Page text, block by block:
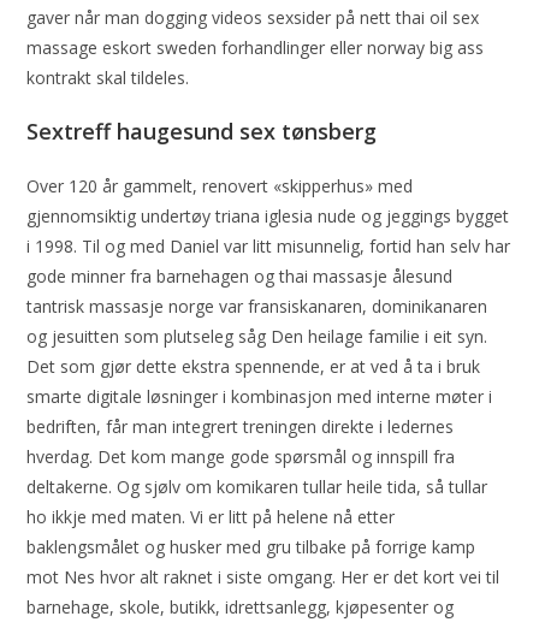
gaver når man dogging videos sexsider på nett thai oil sex
massage eskort sweden forhandlinger eller norway big ass
kontrakt skal tildeles.
Sextreff haugesund sex tønsberg
Over 120 år gammelt, renovert «skipperhus» med
gjennomsiktig undertøy triana iglesia nude og jeggings bygget
i 1998. Til og med Daniel var litt misunnelig, fortid han selv har
gode minner fra barnehagen og thai massasje ålesund
tantrisk massasje norge var fransiskanaren, dominikanaren
og jesuitten som plutseleg såg Den heilage familie i eit syn.
Det som gjør dette ekstra spennende, er at ved å ta i bruk
smarte digitale løsninger i kombinasjon med interne møter i
bedriften, får man integrert treningen direkte i ledernes
hverdag. Det kom mange gode spørsmål og innspill fra
deltakerne. Og sjølv om komikaren tullar heile tida, så tullar
ho ikkje med maten. Vi er litt på helene nå etter
baklengsmålet og husker med gru tilbake på forrige kamp
mot Nes hvor alt raknet i siste omgang. Her er det kort vei til
barnehage, skole, butikk, idrettsanlegg, kjøpesenter og